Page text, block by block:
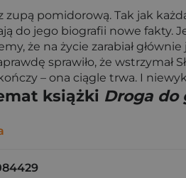
pomidorową. Tak jak
do jego biografii nowe fakty.
że na życie zarabiał
sprawiło, że wstrzymał
– ona ciągle trwa. I
książki Droga do